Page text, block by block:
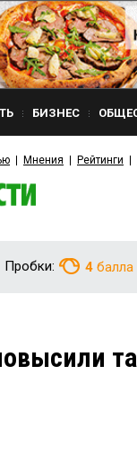
БИЗНЕС
Мнения Рейтинги
Пробки: 4 балла